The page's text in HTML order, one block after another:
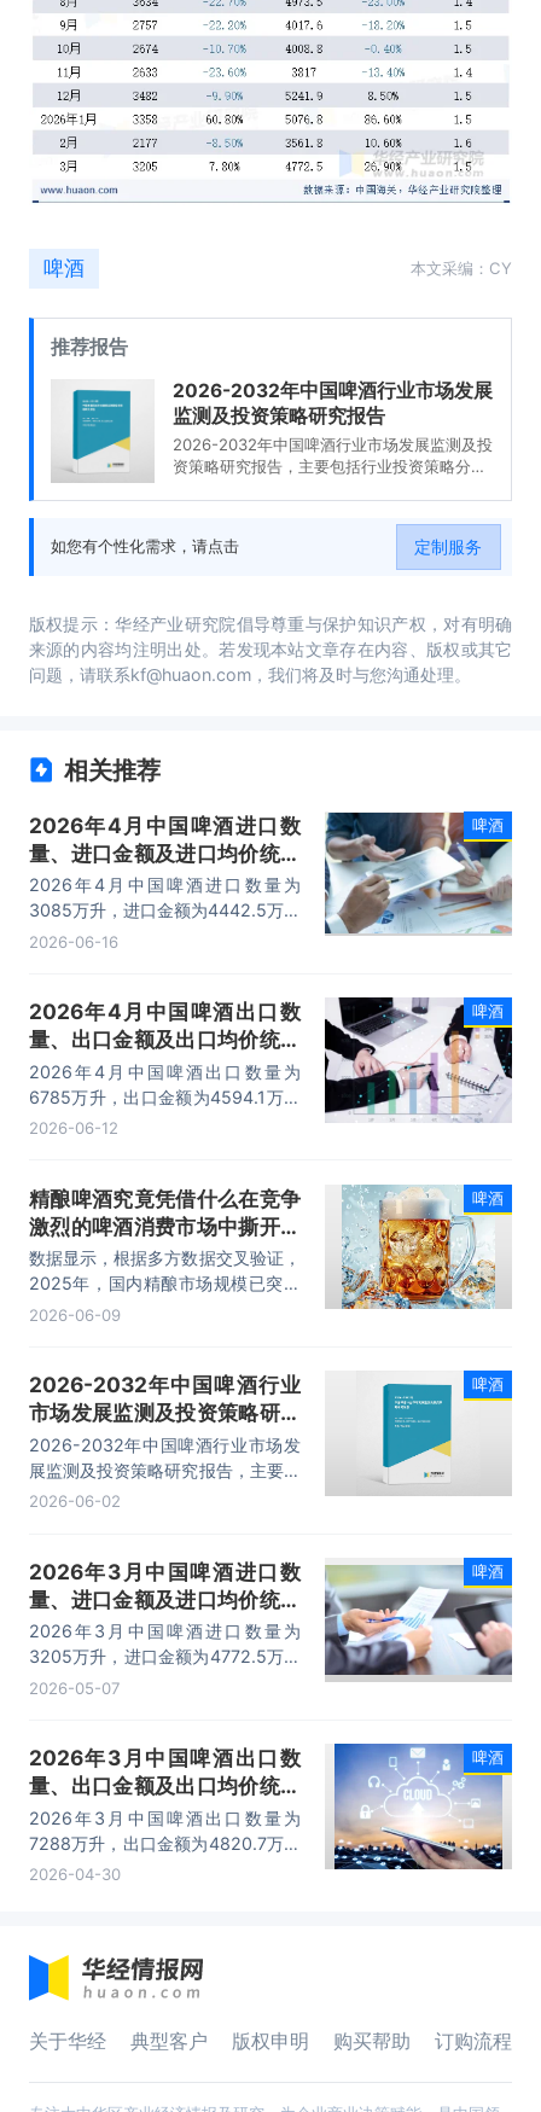
啤酒 本文采编：CY
推荐报告
2026-2032年中国啤酒行业市场发展
监测及投资策略研究报告
2026-2032年中国啤酒行业市场发展监测及投
资策略研究报告，主要包括行业投资策略分
如您有个性化需求，请点击
定制服务
版权提示：华经产业研究院倡导尊重与保护知识产权，对有明确
来源的内容均注明出处。若发现本站文章存在内容、版权或其它
问题，请联系kf@huaon.com，我们将及时与您沟通处理。
相关推荐
2026年4月中国啤酒进口数
量、进口金额及进口均价统计
分析
2026年4月中国啤酒进口数量为
3085万升，进口金额为4442.5万美
元，进口均价为1.4美元/升。
2026-06-16
啤酒
2026年4月中国啤酒出口数
量、出口金额及出口均价统计
分析
2026年4月中国啤酒出口数量为
6785万升，出口金额为4594.1万美
元，出口均价为0.7美元/升。
2026-06-12
啤酒
精酿啤酒究竟凭借什么在竞争
激烈的啤酒消费市场中撕开一
道口子？
数据显示，根据多方数据交叉验证，
2025年，国内精酿市场规模已突破
1300亿元，预计2026年将增至
2026-06-09
啤酒
2026-2032年中国啤酒行业
市场发展监测及投资策略研究
报告
2026-2032年中国啤酒行业市场发
展监测及投资策略研究报告，主要包
括行业投资策略分析、投资风险预
2026-06-02
啤酒
2026年3月中国啤酒进口数
量、进口金额及进口均价统计
分析
2026年3月中国啤酒进口数量为
3205万升，进口金额为4772.5万美
元，进口均价为1.5美元/升。
2026-05-07
啤酒
2026年3月中国啤酒出口数
量、出口金额及出口均价统计
分析
2026年3月中国啤酒出口数量为
7288万升，出口金额为4820.7万美
元，出口均价为0.7美元/升。
2026-04-30
啤酒
关于华经 典型客户 版权申明 购买帮助 订购流程